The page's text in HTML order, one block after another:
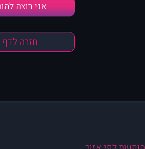
אני רוצה
חזרה